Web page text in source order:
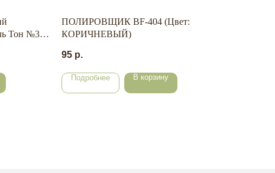
Тон №3
ПОЛИРОВЩИК BF-404 (Цвет:
КОРИЧНЕВЫЙ)
95 р.
Подробнее В корзину